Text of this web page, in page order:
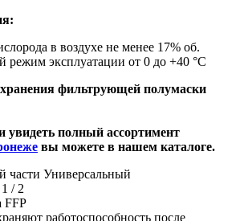
в воздухе не менее 17% об.
режим эксплуатации от 0 до +40 °С
фильтрующей полумаски
увидеть полный ассортимент
вы можете в нашем каталоге.
части Универсальный
/ 2
FFP
работоспособность после